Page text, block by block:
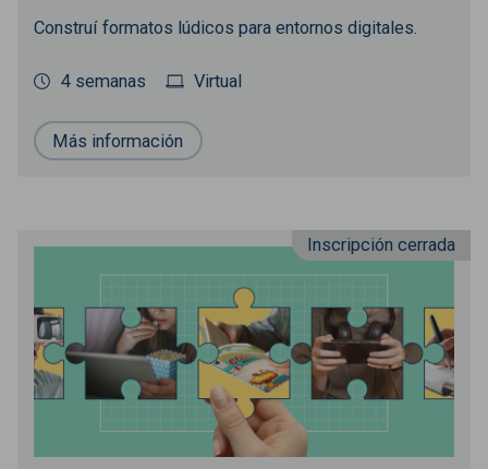
Construí formatos lúdicos para entornos digitales.
4 semanas Virtual
Más información
Inscripción cerrada